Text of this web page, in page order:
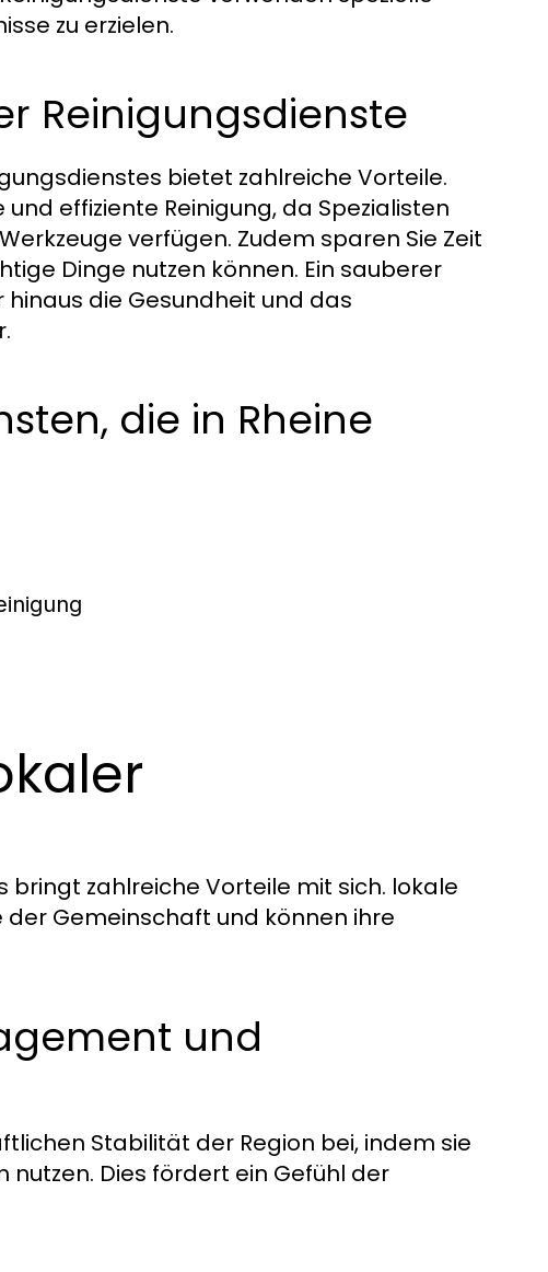
zu erzielen.
Reinigungsdienste
bietet zahlreiche Vorteile.
effiziente Reinigung, da Spezialisten
verfügen. Zudem sparen Sie Zeit
Dinge nutzen können. Ein sauberer
die Gesundheit und das
die in Rheine
bringt zahlreiche Vorteile mit sich. lokale
Gemeinschaft und können ihre
und
Stabilität der Region bei, indem sie
Dies fördert ein Gefühl der